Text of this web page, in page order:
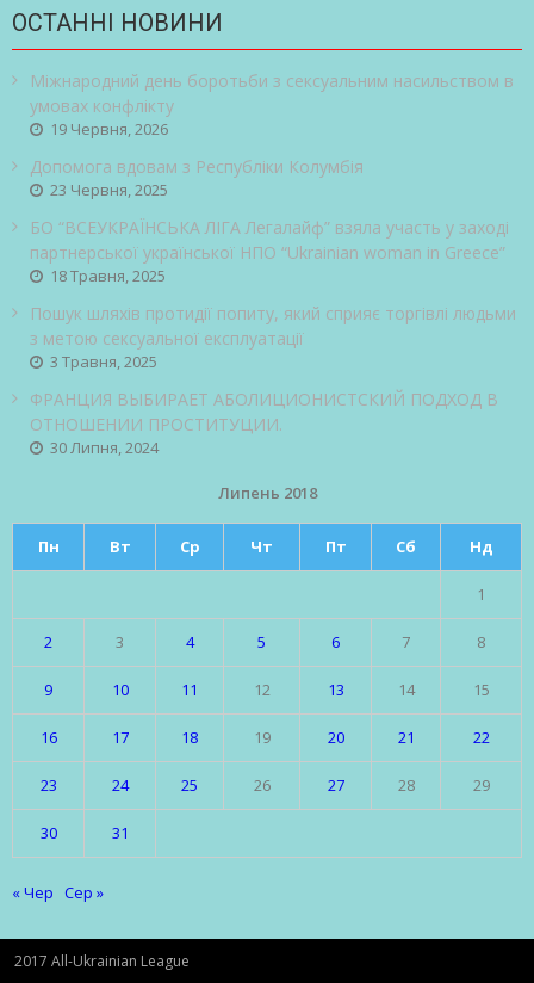
ОСТАННІ НОВИНИ
Міжнародний день боротьби з сексуальним насильством в
умовах конфлікту
19 Червня, 2026
Допомога вдовам з Республіки Колумбія
23 Червня, 2025
БО “ВСЕУКРАЇНСЬКА ЛІГА Легалайф” взяла участь у заході
партнерської української НПО “Ukrainian woman in Greece”
18 Травня, 2025
Пошук шляхів протидії попиту, який сприяє торгівлі людьми
з метою сексуальної експлуатації
3 Травня, 2025
ФРАНЦИЯ ВЫБИРАЕТ АБОЛИЦИОНИСТСКИЙ ПОДХОД В
ОТНОШЕНИИ ПРОСТИТУЦИИ.
30 Липня, 2024
Липень 2018
Пн Вт Ср Чт Пт Сб Нд
1
2 3 4 5 6 7 8
9 10 11 12 13 14 15
16 17 18 19 20 21 22
23 24 25 26 27 28 29
30 31
« Чер Сер »
2017 All-Ukrainian League